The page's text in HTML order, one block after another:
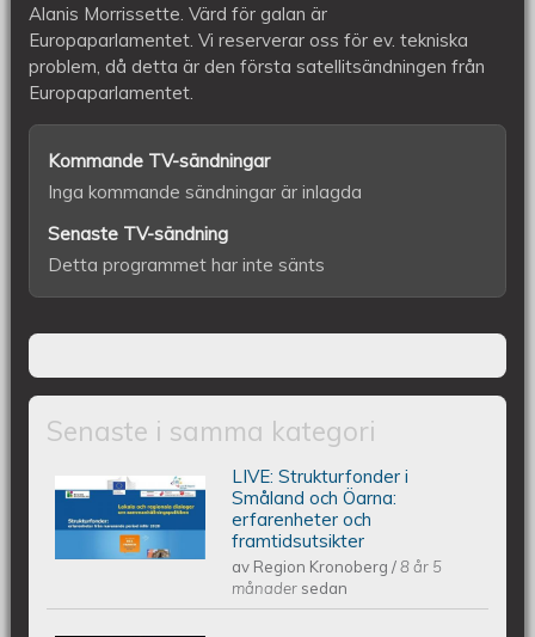
Alanis Morrissette. Värd för galan är
Europaparlamentet. Vi reserverar oss för ev. tekniska
problem, då detta är den första satellitsändningen från
Europaparlamentet.
Kommande TV-sändningar
Inga kommande sändningar är inlagda
Senaste TV-sändning
Detta programmet har inte sänts
Senaste i samma kategori
Lokala och regionala dialoger om
sammanhållningspolitiken....
LIVE: ​Strukturfonder i
Småland och Öarna:
erfarenheter och
framtidsutsikter
av Region Kronoberg/8 år 5
månader sedan